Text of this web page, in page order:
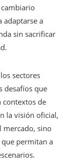
adaptarse a
sin sacrificar
sectores
desafíos que
contextos de
la visión oficial,
mercado, sino
permitan a